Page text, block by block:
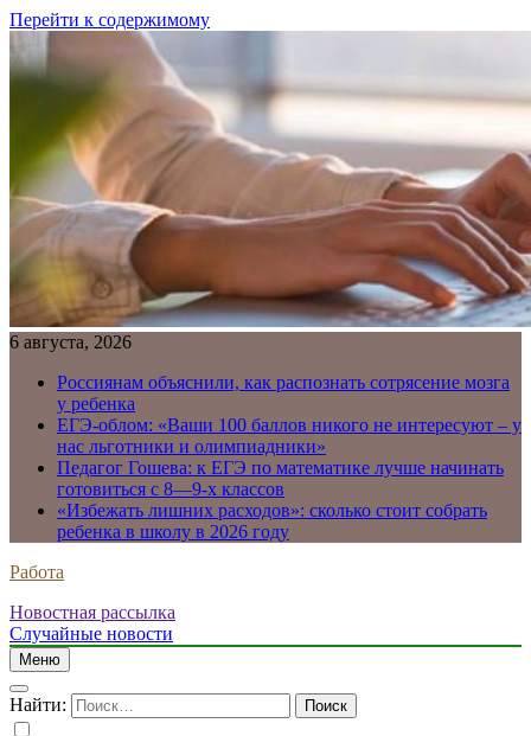
Перейти к содержимому
6 августа, 2026
Россиянам объяснили, как распознать сотрясение мозга
у ребенка
ЕГЭ-облом: «Ваши 100 баллов никого не интересуют – у
нас льготники и олимпиадники»
Педагог Гошева: к ЕГЭ по математике лучше начинать
готовиться с 8—9-х классов
«Избежать лишних расходов»: сколько стоит собрать
ребенка в школу в 2026 году
Работа
Новостная рассылка
Случайные новости
Меню
Найти: